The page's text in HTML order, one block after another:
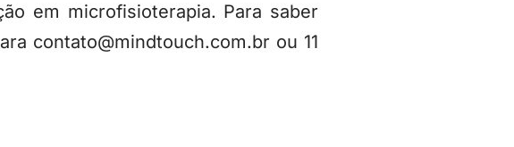
em microfisioterapia. Para saber
contato@mindtouch.com.br ou 11